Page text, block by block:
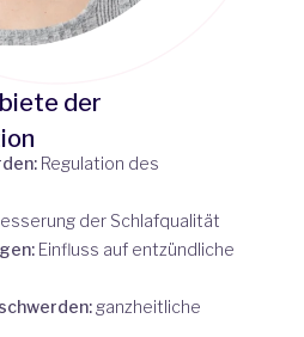
der
Regulation des
der Schlafqualität
Einfluss auf entzündliche
ganzheitliche